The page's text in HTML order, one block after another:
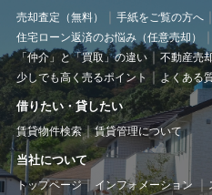
売却査定（無料） 手紙をご覧の方へ
住宅ローン返済のお悩み（任意売却）
「仲介」と「買取」の違い
不動産売
少しでも高く売るポイント
よくある
借りたい・貸したい
賃貸物件検索 賃貸管理について
当社について
トップページ インフォメーション